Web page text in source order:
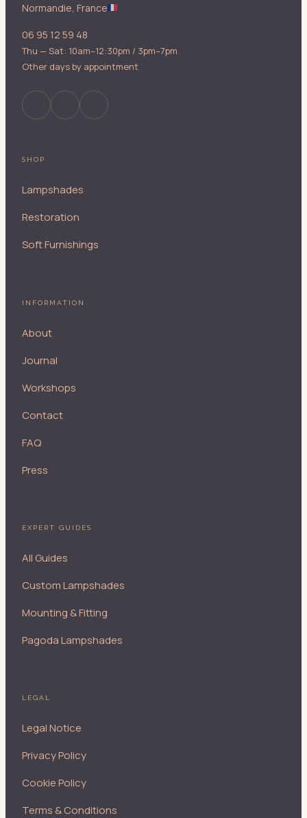
Normandie, France
06 95 12 59 48
Thu — Sat: 10am–12:30pm / 3pm–7pm
Other days by appointment
SHOP
Lampshades
Restoration
Soft Furnishings
INFORMATION
About
Journal
Workshops
Contact
FAQ
Press
EXPERT GUIDES
All Guides
Custom Lampshades
Mounting & Fitting
Pagoda Lampshades
LEGAL
Legal Notice
Privacy Policy
Cookie Policy
Terms & Conditions